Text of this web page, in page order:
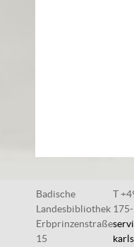
Badische
Landesbibliothek
Erbprinzenstraße
15
T